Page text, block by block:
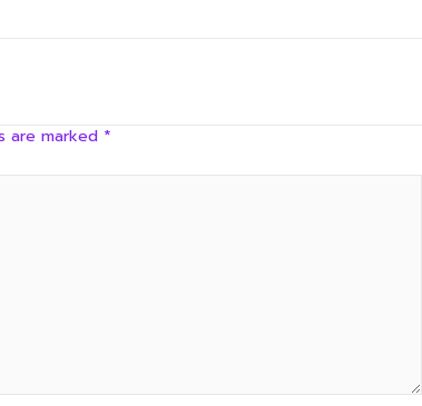
are marked *